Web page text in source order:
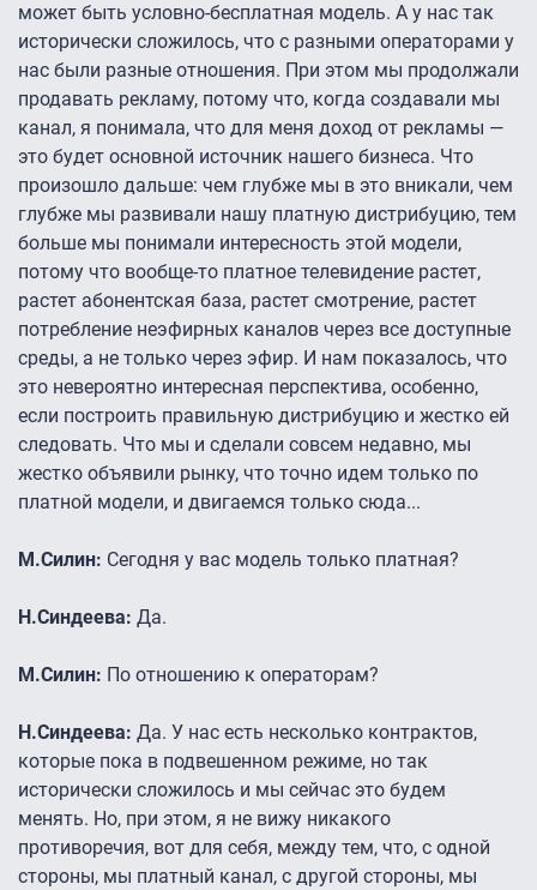
может быть условно-бесплатная модель. А у нас так
исторически сложилось, что с разными операторами у
нас были разные отношения. При этом мы продолжали
продавать рекламу, потому что, когда создавали мы
канал, я понимала, что для меня доход от рекламы —
это будет основной источник нашего бизнеса. Что
произошло дальше: чем глубже мы в это вникали, чем
глубже мы развивали нашу платную дистрибуцию, тем
больше мы понимали интересность этой модели,
потому что вообще-то платное телевидение растет,
растет абонентская база, растет смотрение, растет
потребление неэфирных каналов через все доступные
среды, а не только через эфир. И нам показалось, что
это невероятно интересная перспектива, особенно,
если построить правильную дистрибуцию и жестко ей
следовать. Что мы и сделали совсем недавно, мы
жестко объявили рынку, что точно идем только по
платной модели, и двигаемся только сюда...
М.Силин: Сегодня у вас модель только платная?
Н.Синдеева: Да.
М.Силин: По отношению к операторам?
Н.Синдеева: Да. У нас есть несколько контрактов,
которые пока в подвешенном режиме, но так
исторически сложилось и мы сейчас это будем
менять. Но, при этом, я не вижу никакого
противоречия, вот для себя, между тем, что, с одной
стороны, мы платный канал, с другой стороны, мы